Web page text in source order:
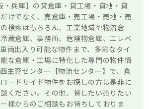
・兵庫］の貸倉庫・貸工場・貸地・貸
けでなく、売倉庫・売工場・売地・売
検索はもちろん、工業地域や物流倉
蔵倉庫、事務所、危険物倉庫、エレベ
両出入り可能な物件まで、多彩なタイ
な倉庫・工場に特化した専門の物件情
主管センター【物流センター】で、倉
ードサイド物件をお探しの方は是非に
ください。その他、貸したい売りたい
様からのご相談もお待ちしておりま